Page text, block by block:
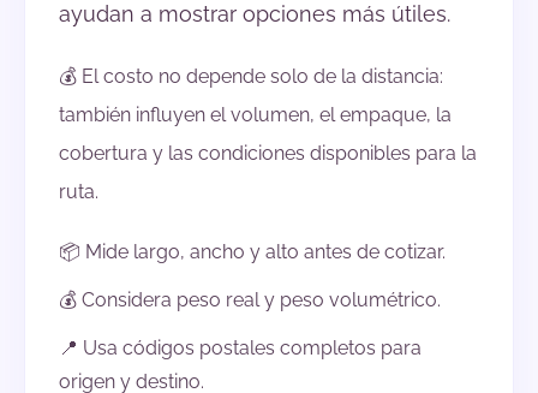
ayudan a mostrar opciones más útiles.
💰 El costo no depende solo de la distancia:
también influyen el volumen, el empaque, la
cobertura y las condiciones disponibles para la
ruta.
📦 Mide largo, ancho y alto antes de cotizar.
💰 Considera peso real y peso volumétrico.
📍 Usa códigos postales completos para
origen y destino.